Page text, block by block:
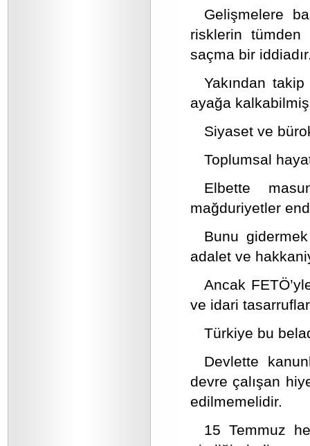
Gelişmelere
risklerin tümden
saçma bir
Yakından
ayağa
Siyaset ve
Toplumsal
Elbette
mağduriyetler
Bunu
adalet ve
Ancak
ve idari
Türkiye bu
Devlette
devre çalışan
edilmemelidir.
15 Temmuz